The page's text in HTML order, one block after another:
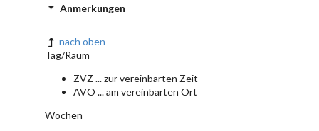
Anmerkungen
nach oben
Tag/Raum
ZVZ ... zur vereinbarten Zeit
AVO ... am vereinbarten Ort
Wochen